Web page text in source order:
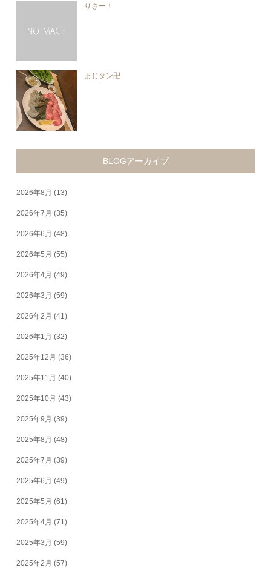
りさー！
まじタン卍
BLOGアーカイブ
2026年8月 (13)
2026年7月 (35)
2026年6月 (48)
2026年5月 (55)
2026年4月 (49)
2026年3月 (59)
2026年2月 (41)
2026年1月 (32)
2025年12月 (36)
2025年11月 (40)
2025年10月 (43)
2025年9月 (39)
2025年8月 (48)
2025年7月 (39)
2025年6月 (49)
2025年5月 (61)
2025年4月 (71)
2025年3月 (59)
2025年2月 (57)